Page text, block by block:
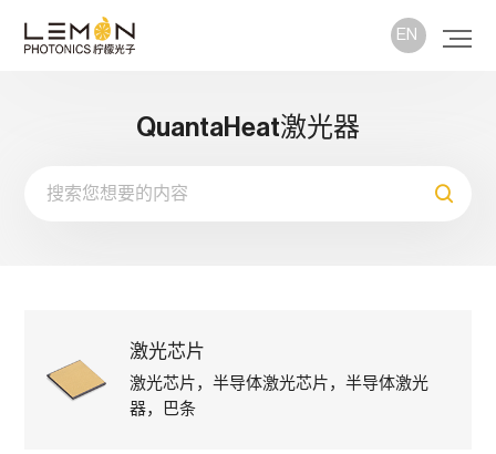
EN
QuantaHeat激光器
激光芯片
激光芯片，半导体激光芯片，半导体激光
器，巴条